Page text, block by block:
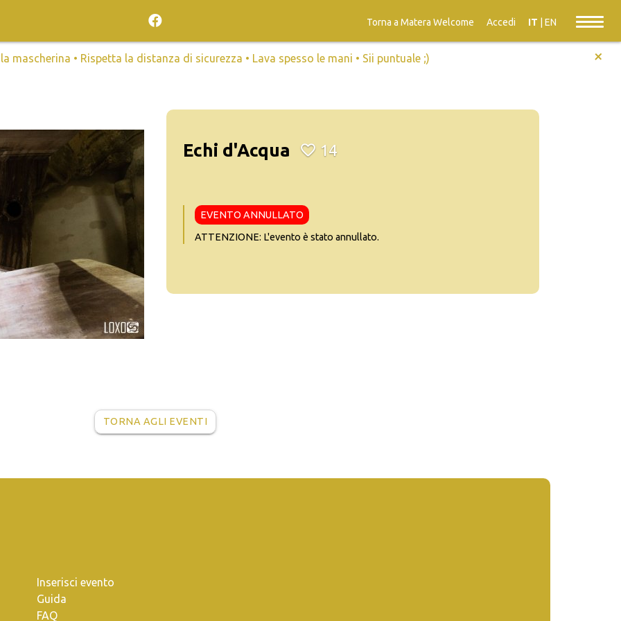
Torna a Matera Welcome Accedi IT EN
la mascherina • Rispetta la distanza di sicurezza • Lava spesso le mani • Sii puntuale ;) +
Echi d'Acqua 14
EVENTO ANNULLATO
ATTENZIONE: L'evento è stato annullato.
TORNA AGLI EVENTI
Inserisci evento
Guida
FAQ